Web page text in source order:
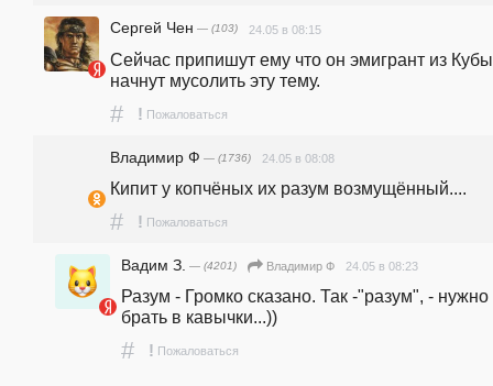
Сергей Чен — (103) 24.05 в 08:15
Сейчас припишут ему что он эмигрант из
начнут мусолить эту тему.
# ! Пожаловаться
Владимир Ф — (1736) 24.05 в 08:08
Кипит у копчёных их разум возмущённый....
# ! Пожаловаться
Вадим З. — (4201) Владимир Ф 24.05 в 08:23
Разум - Громко сказано. Так -"разум", - нужно
брать в кавычки...))
# ! Пожаловаться